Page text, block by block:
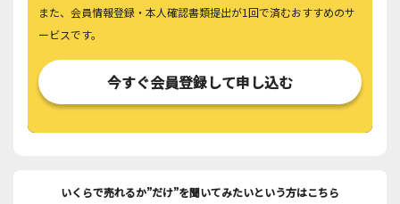
また、会員情報登録・本人確認書類提出が1回で済むおすすめのサ
ービスです。
今すぐ会員登録して申し込む
いくらで売れるか”だけ”を聞いてみたいという方はこちら